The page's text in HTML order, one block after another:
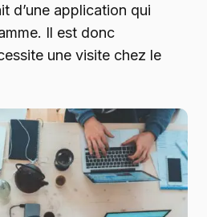
d’une application qui
Il est donc
une visite chez le